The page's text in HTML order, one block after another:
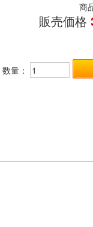
商
販売価格
数量：